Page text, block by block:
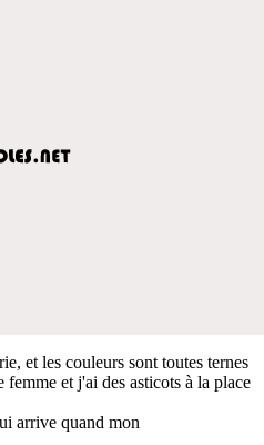
et les couleurs sont toutes ternes
et j'ai des asticots à la place
arrive quand mon